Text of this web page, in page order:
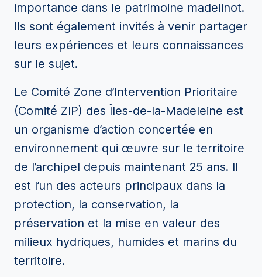
importance dans le patrimoine madelinot.
Ils sont également invités à venir partager
leurs expériences et leurs connaissances
sur le sujet.
Le Comité Zone d’Intervention Prioritaire
(Comité ZIP) des Îles-de-la-Madeleine est
un organisme d’action concertée en
environnement qui œuvre sur le territoire
de l’archipel depuis maintenant 25 ans. Il
est l’un des acteurs principaux dans la
protection, la conservation, la
préservation et la mise en valeur des
milieux hydriques, humides et marins du
territoire.